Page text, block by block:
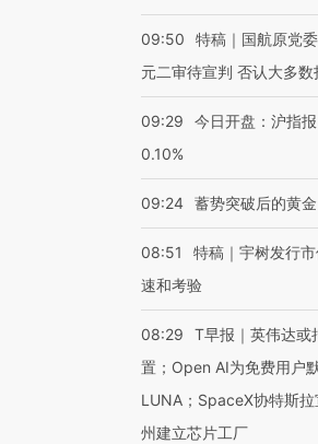
09:50
特稿｜国航原党
元二审待宣判 否认大多数
09:29
今日开盘：沪指
0.10%
09:24 蓄势突破后的黄金
08:51
特稿｜宇树发行
速和考验
08:29
T早报｜英伟达或
置；Open AI为免费用户
LUNA；SpaceX协特斯
州建立芯片工厂